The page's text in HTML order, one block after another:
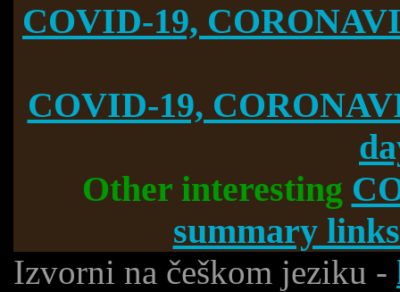
COVID-19,
COVID-19,
Other interesting
summary
Izvorni na češkom jeziku -